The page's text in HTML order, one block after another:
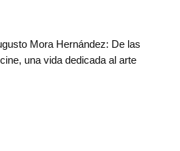
Mora Hernández: De las
una vida dedicada al arte